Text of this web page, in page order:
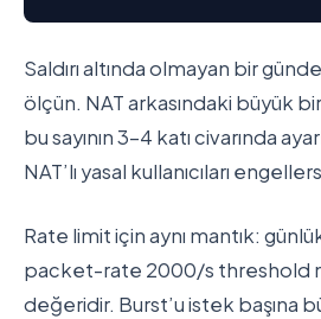
Saldırı altında olmayan bir
ölçün. NAT arkasındaki büyük
bu sayının 3-4 katı civarında
NAT’lı yasal kullanıcıları
Rate limit için aynı mantık:
packet-rate 2000/s threshold
değeridir. Burst’u istek başına